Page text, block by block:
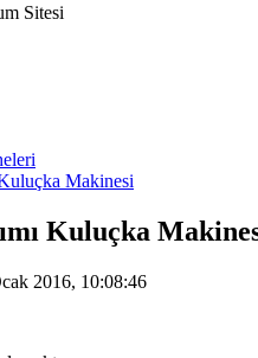
Sitesi
Makinesi
Kuluçka
2016, 10:08:46